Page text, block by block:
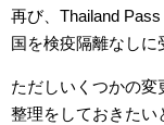
再び、Thailand
国を検疫隔離なしに
ただしいくつかの変
整理をしておきたい